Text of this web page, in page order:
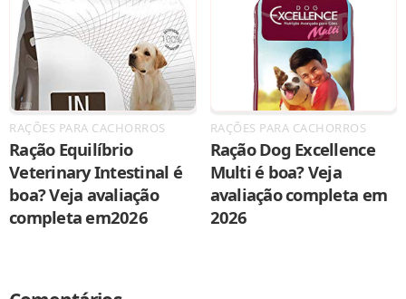
RAÇÕES PARA CACHORROS
Ração Equilíbrio
Veterinary Intestinal é
boa? Veja avaliação
completa em2026
RAÇÕES PARA CACHORROS
Ração Dog Excellence
Multi é boa? Veja
avaliação completa em
2026